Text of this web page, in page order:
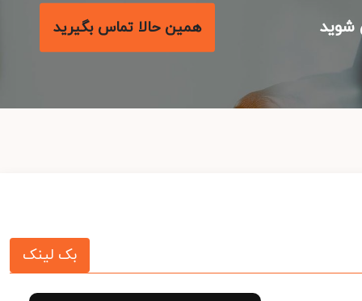
همین حالا تماس بگیرید
بک لینک